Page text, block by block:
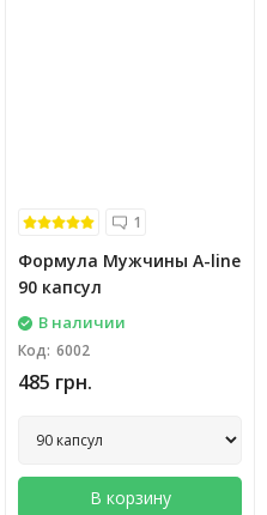
1
Формула Мужчины A-line
90 капсул
В наличии
Код: 6002
485 грн.
В корзину